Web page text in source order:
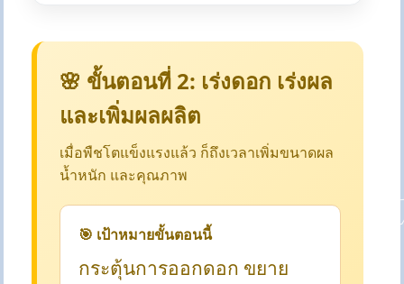
🌸 ขั้นตอนที่ 2: เร่งดอก เร่งผล
และเพิ่มผลผลิต
เมื่อพืชโตแข็งแรงแล้ว ก็ถึงเวลาเพิ่มขนาดผล
น้ำหนัก และคุณภาพ
🎯 เป้าหมายขั้นตอนนี้
กระตุ้นการออกดอก ขยาย